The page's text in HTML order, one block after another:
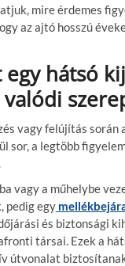
mire érdemes
az ajtó hosszú
hátsó
vagy felújítás során
sor, a legtöbb
vagy a műhelybe
pedig egy
és biztonsági
társai. Ezek a
útvonalat